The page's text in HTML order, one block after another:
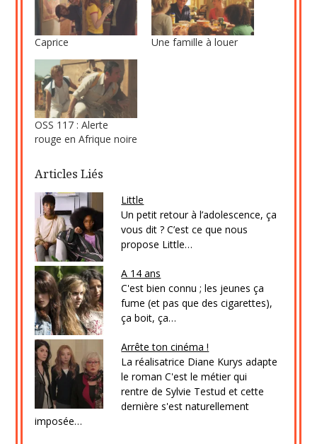
Caprice Une famille à louer
OSS 117 : Alerte
rouge en Afrique noire
Articles Liés
Little
Un petit retour à l’adolescence, ça
vous dit ? C’est ce que nous
propose Little…
A 14 ans
C'est bien connu ; les jeunes ça
fume (et pas que des cigarettes),
ça boit, ça…
Arrête ton cinéma !
La réalisatrice Diane Kurys adapte
le roman C'est le métier qui
rentre de Sylvie Testud et cette
dernière s'est naturellement
imposée…